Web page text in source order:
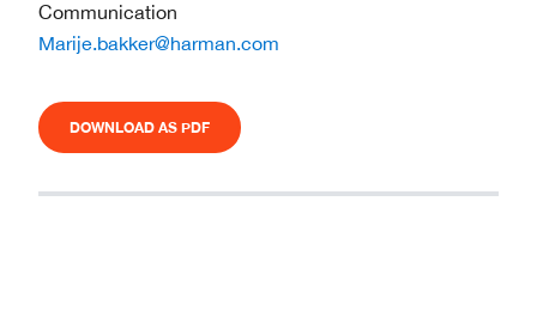
Communication
Marije.bakker@harman.com
DOWNLOAD AS PDF